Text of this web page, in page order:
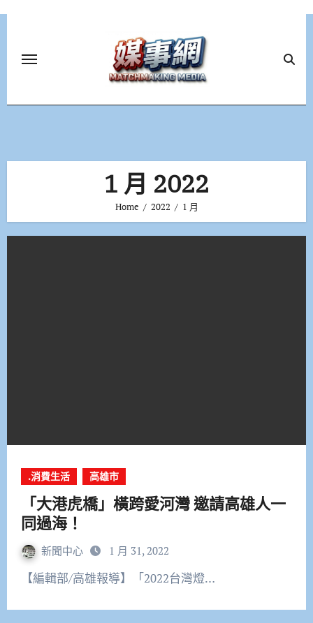
1 月 2022
Home 2022 1 月
.消費生活 高雄市
「大港虎橋」橫跨愛河灣 邀請高雄人一
同過海！
新聞中心 1 月 31, 2022
【編輯部/高雄報導】「2022台灣燈…